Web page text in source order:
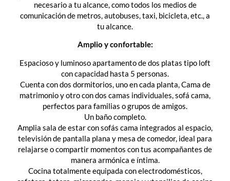
necesario a tu alcance, como todos los medios de
comunicación de metros, autobuses, taxi, bicicleta, etc., a
tu alcance.
Amplio y confortable:
Espacioso y luminoso apartamento de dos platas tipo loft
con capacidad hasta 5 personas.
Cuenta con dos dormitorios, uno en cada planta, Cama de
matrimonio y otro con dos camas individuales, sofá cama,
perfectos para familias o grupos de amigos.
Un baño completo.
Amplia sala de estar con sofás cama integrados al espacio,
televisión de pantalla plana y mesa de comedor, ideal para
relajarse o compartir momentos con tus acompañantes de
manera armónica e íntima.
Cocina totalmente equipada con electrodomésticos,